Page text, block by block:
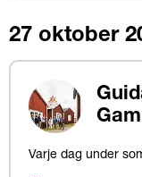
27 oktober
Varje dag under